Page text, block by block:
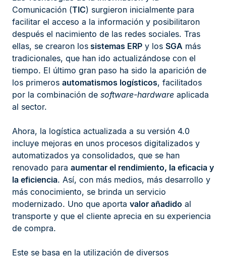
Comunicación (TIC) surgieron inicialmente para
facilitar el acceso a la información y posibilitaron
después el nacimiento de las redes sociales. Tras
ellas, se crearon los sistemas ERP y los SGA más
tradicionales, que han ido actualizándose con el
tiempo. El último gran paso ha sido la aparición de
los primeros automatismos logísticos, facilitados
por la combinación de software-hardware aplicada
al sector.
Ahora, la logística actualizada a su versión 4.0
incluye mejoras en unos procesos digitalizados y
automatizados ya consolidados, que se han
renovado para aumentar el rendimiento, la eficacia y
la eficiencia. Así, con más medios, más desarrollo y
más conocimiento, se brinda un servicio
modernizado. Uno que aporta valor añadido al
transporte y que el cliente aprecia en su experiencia
de compra.
Este se basa en la utilización de diversos